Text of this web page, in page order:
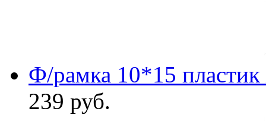
Ф/рамка 10*15
239 руб.